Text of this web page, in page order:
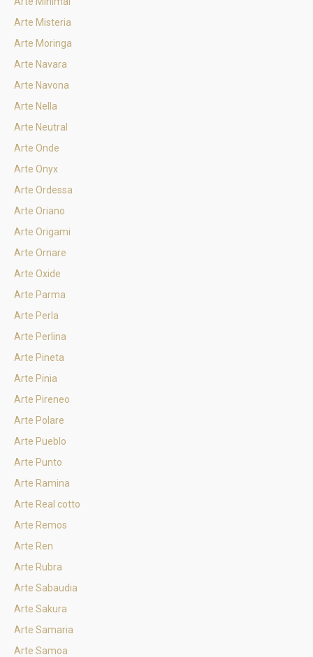
Arte Misteria
Arte Moringa
Arte Navara
Arte Navona
Arte Nella
Arte Neutral
Arte Onde
Arte Onyx
Arte Ordessa
Arte Oriano
Arte Origami
Arte Ornare
Arte Oxide
Arte Parma
Arte Perla
Arte Perlina
Arte Pineta
Arte Pinia
Arte Pireneo
Arte Polare
Arte Pueblo
Arte Punto
Arte Ramina
Arte Real cotto
Arte Remos
Arte Ren
Arte Rubra
Arte Sabaudia
Arte Sakura
Arte Samaria
Arte Samoa